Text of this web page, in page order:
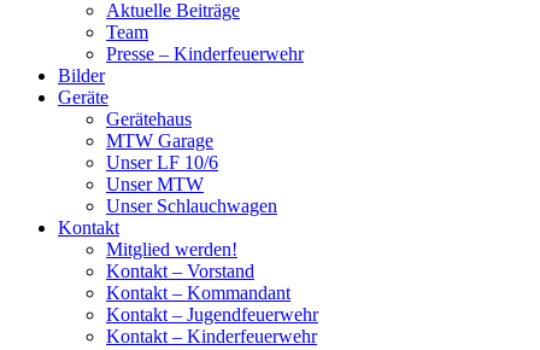
Aktuelle Beiträge
Team
Presse – Kinderfeuerwehr
Bilder
Geräte
Gerätehaus
MTW Garage
Unser LF 10/6
Unser MTW
Unser Schlauchwagen
Kontakt
Mitglied werden!
Kontakt – Vorstand
Kontakt – Kommandant
Kontakt – Jugendfeuerwehr
Kontakt – Kinderfeuerwehr